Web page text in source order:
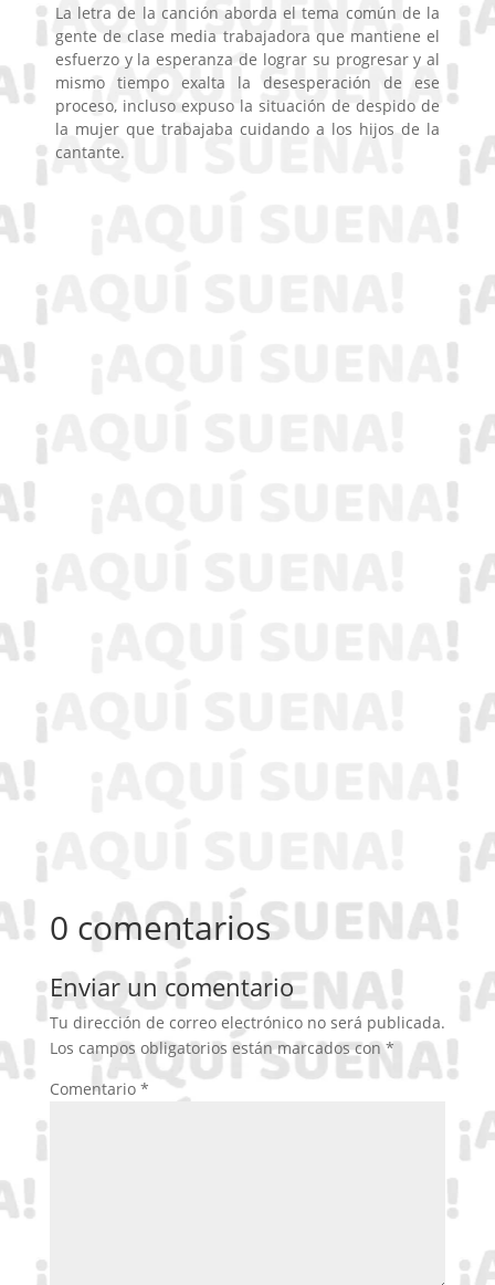
La letra de la canción aborda el tema común de la
gente de clase media trabajadora que mantiene el
esfuerzo y la esperanza de lograr su progresar y al
mismo tiempo exalta la desesperación de ese
proceso, incluso expuso la situación de despido de
la mujer que trabajaba cuidando a los hijos de la
cantante.
0 comentarios
Enviar un comentario
Tu dirección de correo electrónico no será publicada.
Los campos obligatorios están marcados con*
Comentario *